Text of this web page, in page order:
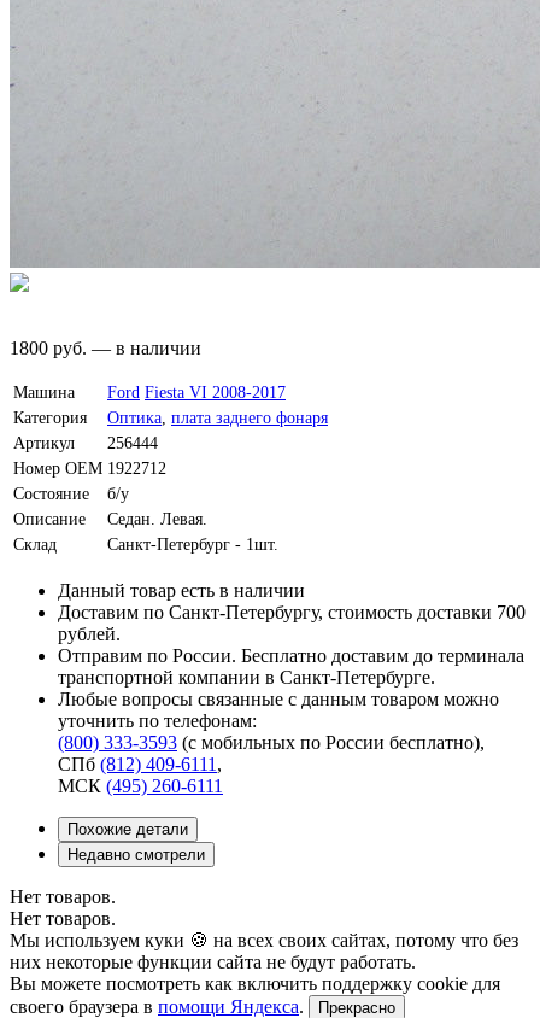
1800 руб. — в наличии
Машина Ford Fiesta VI 2008-2017
Категория
Оптика плата заднего фонаря
Артикул
256444
Номер OEM 1922712
Состояние
б/у
Описание
Седан. Левая.
Склад
Санкт-Петербург - 1шт.
Данный товар есть в наличии
Доставим по Санкт-Петербургу, стоимость доставки 700
рублей.
Отправим по России. Бесплатно доставим до терминала
транспортной компании в Санкт-Петербурге.
Любые вопросы связанные с данным товаром можно
уточнить по телефонам:
(800) 333-3593 (с мобильных по России бесплатно),
СПб (812) 409-6111 ,
МСК (495) 260-6111
Похожие детали
Недавно смотрели
Нет товаров.
Нет товаров.
Мы используем куки 🍪 на всех своих сайтах, потому что без
них некоторые функции сайта не будут работать.
Вы можете посмотреть как включить поддержку cookie для
своего браузера в помощи Яндекса. Прекрасно